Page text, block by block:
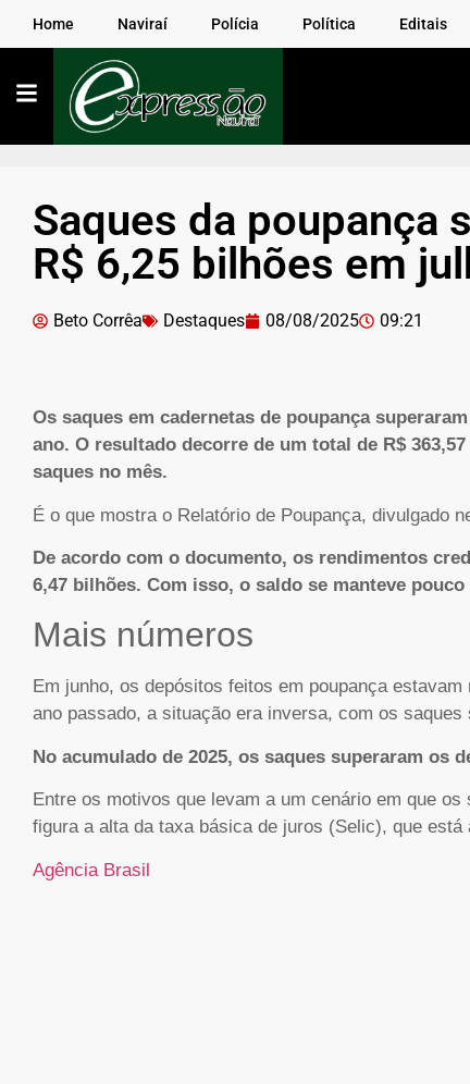
Home Naviraí Polícia Política Editais
Saques da poupança
R$ 6,25 bilhões em
Beto Corrêa Destaques 08/08/2025 09:21
Os saques em cadernetas de poupança
ano. O resultado decorre de um total de R$
saques no mês.
É o que mostra o Relatório de Poupança, divulgado
De acordo com o documento, os rendimentos
6,47 bilhões. Com isso, o saldo se manteve
Mais números
Em junho, os depósitos feitos em poupança
ano passado, a situação era inversa, com os
No acumulado de 2025, os saques superaram os
Entre os motivos que levam a um cenário em que
figura a alta da taxa básica de juros (Selic), que está
Agência Brasil